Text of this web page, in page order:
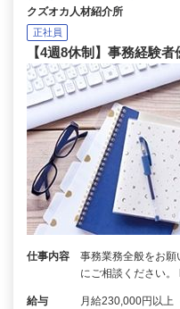
クズオカ人材紹介所
正社員
【4週8休制】事務経験
仕事内容
事務業務全般をお
にご相談ください
給与 月給230,000円以上